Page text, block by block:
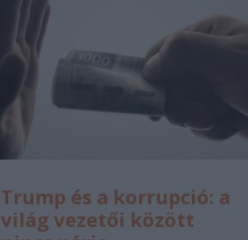
Trump és a korrupció: a
világ vezetői között